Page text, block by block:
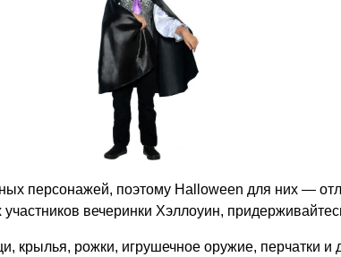
персонажей, поэтому Halloween для них —
вечеринки Хэллоуин,
крылья, рожки, игрушечное оружие, перчатки и